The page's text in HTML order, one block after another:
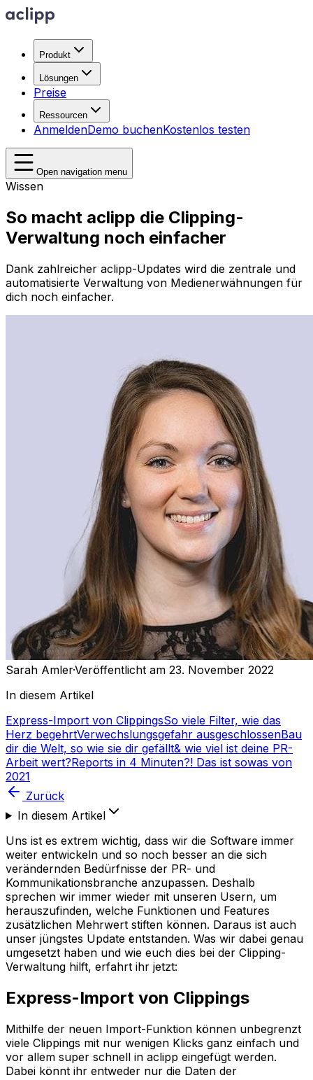
Produkt
Lösungen
Preise
Ressourcen
AnmeldenDemo buchenKostenlos testen
Open navigation menu
Wissen
So macht aclipp die Clipping-
Verwaltung noch einfacher
Dank zahlreicher aclipp-Updates wird die zentrale und
automatisierte Verwaltung von Medienerwähnungen für
dich noch einfacher.
Sarah Amler·Veröffentlicht am 23. November 2022
In diesem Artikel
Express-Import von ClippingsSo viele Filter, wie das
Herz begehrtVerwechslungsgefahr ausgeschlossenBau
dir die Welt, so wie sie dir gefällt& wie viel ist deine PR-
Arbeit wert?Reports in 4 Minuten?! Das ist sowas von
2021
Zurück
In diesem Artikel
Uns ist es extrem wichtig, dass wir die Software immer
weiter entwickeln und so noch besser an die sich
verändernden Bedürfnisse der PR- und
Kommunikationsbranche anzupassen. Deshalb
sprechen wir immer wieder mit unseren Usern, um
herauszufinden, welche Funktionen und Features
zusätzlichen Mehrwert stiften können. Daraus ist auch
unser jüngstes Update entstanden. Was wir dabei genau
umgesetzt haben und wie euch dies bei der Clipping-
Verwaltung hilft, erfahrt ihr jetzt:
Express-Import von Clippings
Mithilfe der neuen Import-Funktion können unbegrenzt
viele Clippings mit nur wenigen Klicks ganz einfach und
vor allem super schnell in aclipp eingefügt werden.
Dabei könnt ihr entweder nur die Daten der